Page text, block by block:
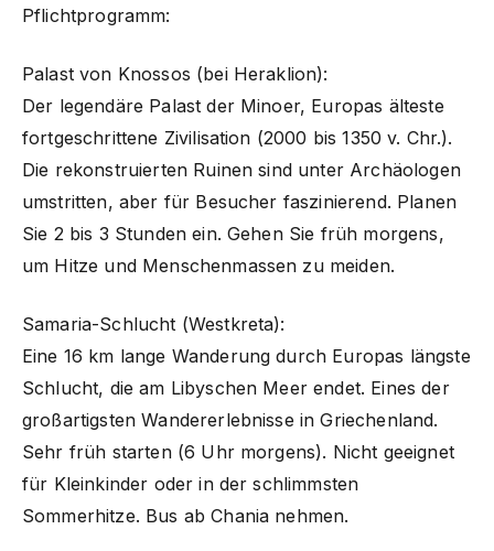
Pflichtprogramm:
Palast von Knossos (bei Heraklion):
Der legendäre Palast der Minoer, Europas älteste
fortgeschrittene Zivilisation (2000 bis 1350 v. Chr.).
Die rekonstruierten Ruinen sind unter Archäologen
umstritten, aber für Besucher faszinierend. Planen
Sie 2 bis 3 Stunden ein. Gehen Sie früh morgens,
um Hitze und Menschenmassen zu meiden.
Samaria-Schlucht (Westkreta):
Eine 16 km lange Wanderung durch Europas längste
Schlucht, die am Libyschen Meer endet. Eines der
großartigsten Wandererlebnisse in Griechenland.
Sehr früh starten (6 Uhr morgens). Nicht geeignet
für Kleinkinder oder in der schlimmsten
Sommerhitze. Bus ab Chania nehmen.